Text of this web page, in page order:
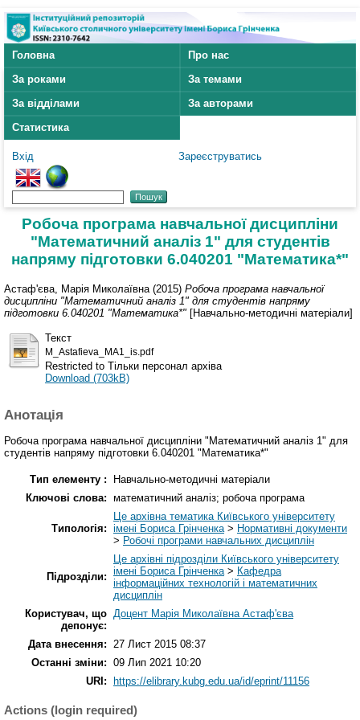
Головна
Про нас
За роками
За темами
За відділами
За авторами
Статистика
Вхід Зареєструватись
Робоча програма навчальної дисципліни
"Математичний аналіз 1" для студентів
напряму підготовки 6.040201 "Математика*"
Астаф'єва, Марія Миколаївна (2015) Робоча програма навчальної
дисципліни "Математичний аналіз 1" для студентів напряму
підготовки 6.040201 "Математика*" [Навчально-методичні матеріали]
Текст
M_Astafieva_MA1_is.pdf
Restricted to Тільки персонал архіва
Download (703kB)
Анотація
Робоча програма навчальної дисципліни "Математичний аналіз 1" для
студентів напряму підготовки 6.040201 "Математика*"
Тип елементу :
Навчально-методичні матеріали
Ключові слова: математичний аналіз; робоча програма
Типологія:
Це архівна тематика Київського університету
імені Бориса Грінченка> Нормативні документи
> Робочі програми навчальних дисциплін
Підрозділи:
Це архівні підрозділи Київського університету
імені Бориса Грінченка> Кафедра
інформаційних технологій і математичних
дисциплін
Користувач, що
депонує:
Доцент Марія Миколаївна Астаф'єва
Дата внесення: 27 Лист 2015 08:37
Останні зміни: 09 Лип 2021 10:20
URI:
https://elibrary.kubg.edu.ua/id/eprint/11156
Actions (login required)